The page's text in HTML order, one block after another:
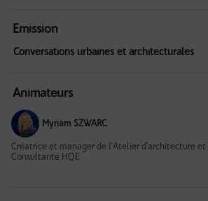
Emission
Conversations urbaines et architecturales
Animateurs
Myriam SZWARC
Créatrice et manager de l'Atelier d'architecture et
Consultante HQE